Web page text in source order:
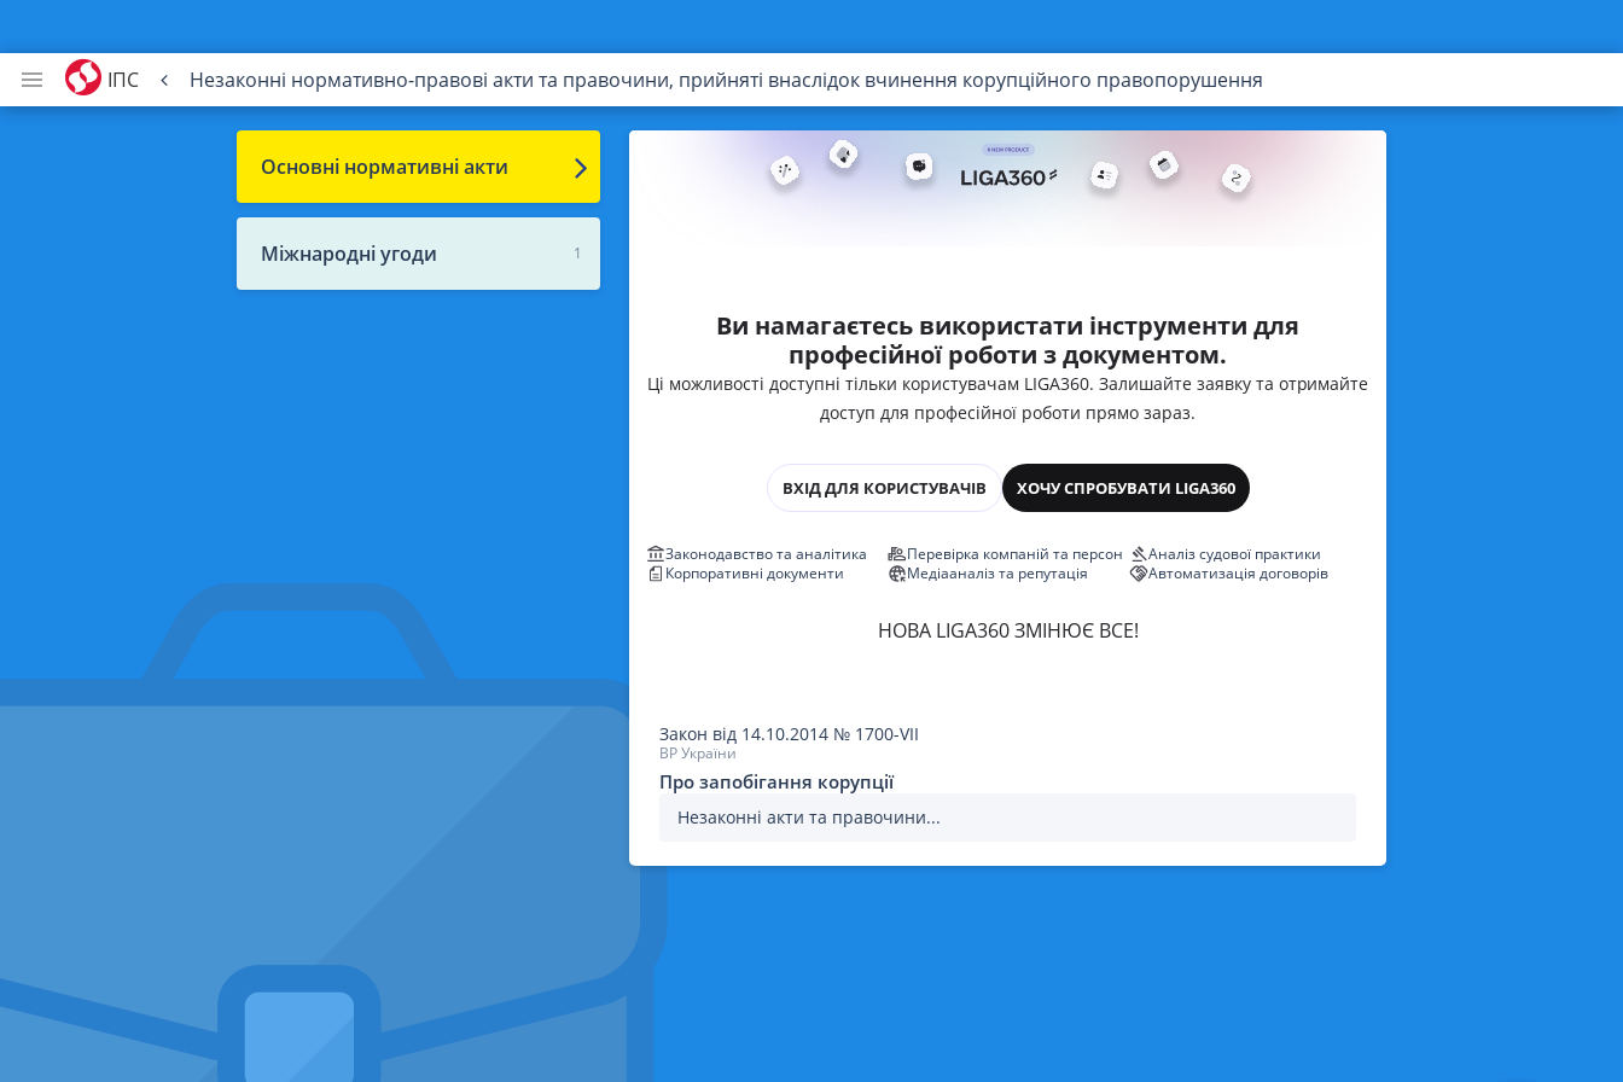
ІПС Незаконні нормативно-правові акти та правочини, прийняті внаслідок вчинення корупційного правопорушення
Основні нормативні акти
1
Міжнародні угоди
Ви намагаєтесь використати інструменти для
професійної роботи з документом.
Ці можливості доступні тільки користувачам LIGA360. Залишайте заявку та отримайте
доступ для професійної роботи прямо зараз.
ВХІД ДЛЯ КОРИСТУВАЧІВ ХОЧУ СПРОБУВАТИ LIGA360
Законодавство та аналітика
Корпоративні документи
Перевірка компаній та персон
Медіааналіз та репутація
Аналіз судової практики
Автоматизація договорів
НОВА LIGA360 ЗМІНЮЄ ВСЕ!
Закон від 14.10.2014 № 1700-VII
ВР України
Про запобігання корупції
Незаконні акти та правочини...